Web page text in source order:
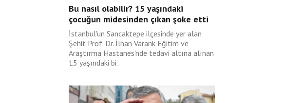
Bu nasıl olabilir? 15 yaşındaki
çocuğun midesinden çıkan şoke etti
İstanbul'un Sancaktepe ilçesinde yer alan
Şehit Prof. Dr. İlhan Varank Eğitim ve
Araştırma Hastanes'nde tedavi altına alınan
15 yaşındaki bi..